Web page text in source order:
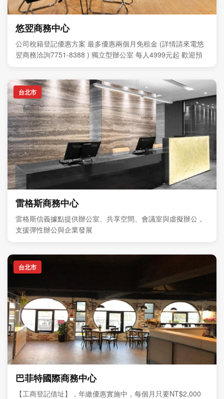
悠翌商務中心
公司稅籍登記優惠方案 最多優惠兩個月免租金 (詳情請來電悠
翌商務洽詢7751-8388 ) 獨立型辦公室 每人4999元起 歡迎預
台北市
雷格斯商務中心
雷格斯信義據點提供辦公室、共享空間、會議室與虛擬辦公，
支援彈性辦公與企業發展
台北市
巴菲特國際商務中心
【工商登記借址】，年繳優惠實施中，每個月只要NT$2,000